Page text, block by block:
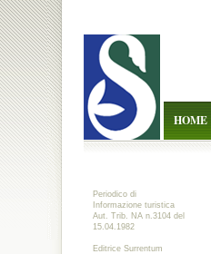
HOME
Periodico di
Informazione turistica
Aut. Trib. NA n.3104 del
15.04.1982
Editrice Surrentum